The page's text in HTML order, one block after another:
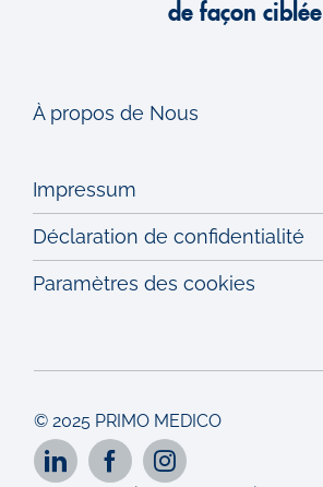
de façon ciblée
À propos de Nous
Impressum
Déclaration de confidentialité
Paramètres des cookies
© 2025 PRIMO MEDICO